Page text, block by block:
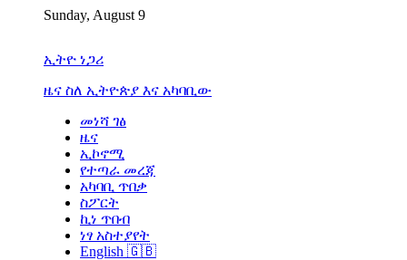
Sunday, August 9
ኢትዮ ነጋሪ
ዜና ስለ ኢትዮጵያ እና አካባቢው
መነሻ ገፅ
ዜና
ኢኮኖሚ
የተጣራ መረጃ
አካባቢ ጥበቃ
ስፖርት
ኪነ ጥበብ
ነፃ አስተያየት
English 🇬🇧